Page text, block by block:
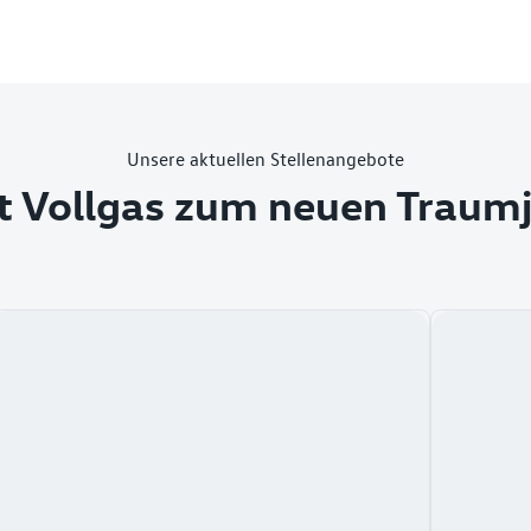
Unsere aktuellen Stellenangebote
Vollgas zum neuen